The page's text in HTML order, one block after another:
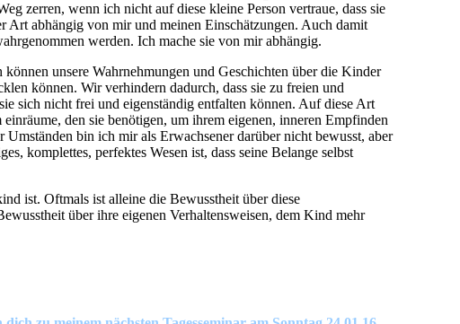
ist. Oftmals ist alleine die Bewusstheit über diese
über ihre eigenen Verhaltensweisen, dem Kind mehr
zu meinem nächsten Tagesseminar am Sonntag 24.01.16